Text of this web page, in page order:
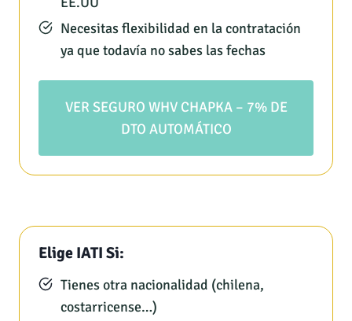
Necesitas flexibilidad en la contratación
ya que todavía no sabes las fechas
VER SEGURO WHV CHAPKA – 7% DE
DTO AUTOMÁTICO
Elige IATI Si:
Tienes otra nacionalidad (chilena,
costarricense…)